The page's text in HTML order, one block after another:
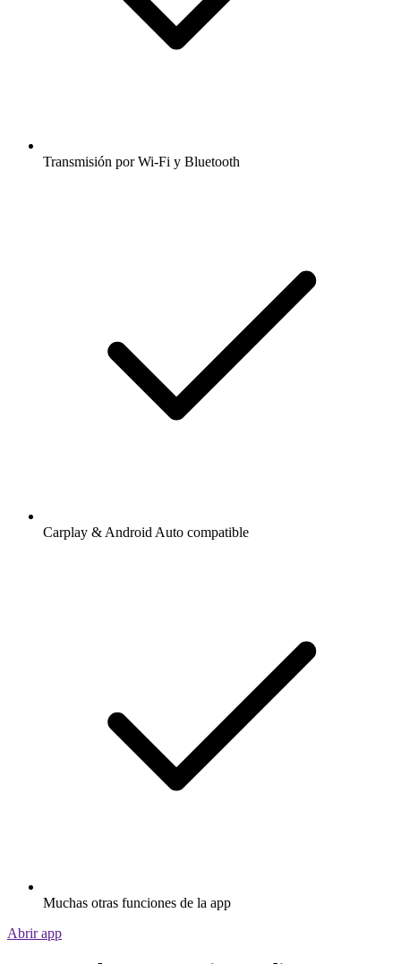
Transmisión por Wi-Fi y Bluetooth
Carplay & Android Auto compatible
Muchas otras funciones de la app
Abrir app